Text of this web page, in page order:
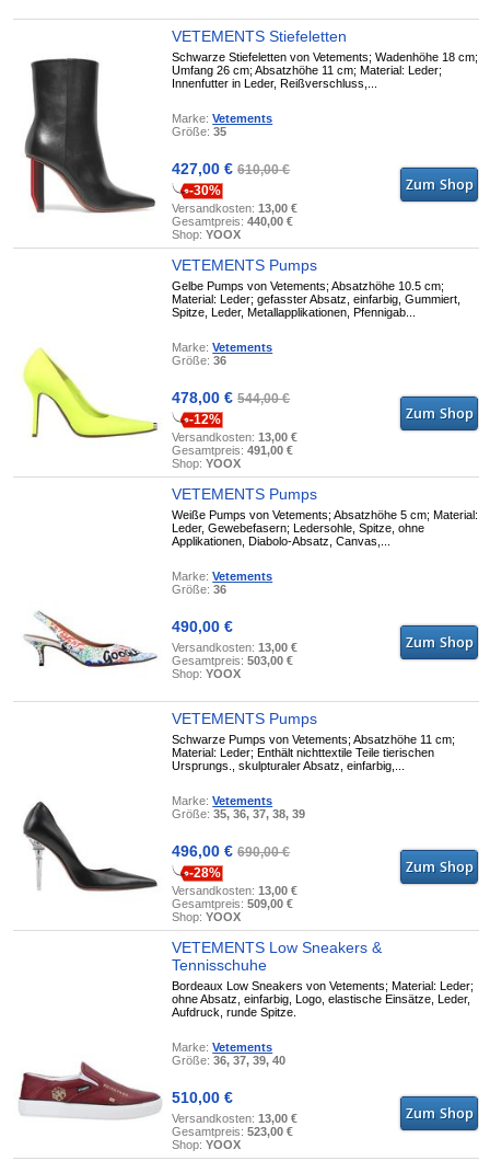
VETEMENTS Stiefeletten
Schwarze Stiefeletten von Vetements; Wadenhöhe 18 cm;
Umfang 26 cm; Absatzhöhe 11 cm; Material: Leder;
Innenfutter in Leder, Reißverschluss,...
Marke:Vetements
Größe:35
427,00 €610,00 €
-30%
Versandkosten:13,00 €
Gesamtpreis:440,00 €
Shop:YOOX
VETEMENTS Pumps
Gelbe Pumps von Vetements; Absatzhöhe 10.5 cm;
Material: Leder; gefasster Absatz, einfarbig, Gummiert,
Spitze, Leder, Metallapplikationen, Pfennigab...
Marke:Vetements
Größe:36
478,00 €544,00 €
-12%
Versandkosten:13,00 €
Gesamtpreis:491,00 €
Shop:YOOX
VETEMENTS Pumps
Weiße Pumps von Vetements; Absatzhöhe 5 cm; Material:
Leder, Gewebefasern; Ledersohle, Spitze, ohne
Applikationen, Diabolo-Absatz, Canvas,...
Marke:Vetements
Größe:36
490,00 €
Versandkosten:13,00 €
Gesamtpreis:503,00 €
Shop:YOOX
VETEMENTS Pumps
Schwarze Pumps von Vetements; Absatzhöhe 11 cm;
Material: Leder; Enthält nichttextile Teile tierischen
Ursprungs., skulpturaler Absatz, einfarbig,...
Marke:Vetements
Größe:35, 36, 37, 38, 39
496,00 €690,00 €
-28%
Versandkosten:13,00 €
Gesamtpreis:509,00 €
Shop:YOOX
VETEMENTS Low Sneakers &
Tennisschuhe
Bordeaux Low Sneakers von Vetements; Material: Leder;
ohne Absatz, einfarbig, Logo, elastische Einsätze, Leder,
Aufdruck, runde Spitze.
Marke:Vetements
Größe:36, 37, 39, 40
510,00 €
Versandkosten:13,00 €
Gesamtpreis:523,00 €
Shop:YOOX